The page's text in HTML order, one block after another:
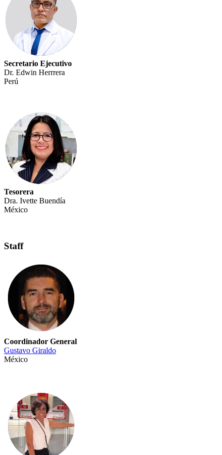
Secretario Ejecutivo
Dr. Edwin Herrrera
Perú
Tesorera
Dra. Ivette Buendía
México
Staff
Coordinador General
Gustavo Giraldo
México